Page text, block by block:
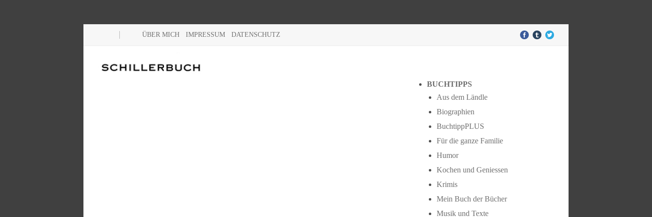
ÜBER MICH IMPRESSUM DATENSCHUTZ
BUCHTIPPS
Aus dem Ländle
Biographien
BuchtippPLUS
Für die ganze Familie
Humor
Kochen und Geniessen
Krimis
Mein Buch der Bücher
Musik und Texte